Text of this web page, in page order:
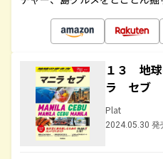
１３ 地
ラ セブ
Plat
2024.05.30 発